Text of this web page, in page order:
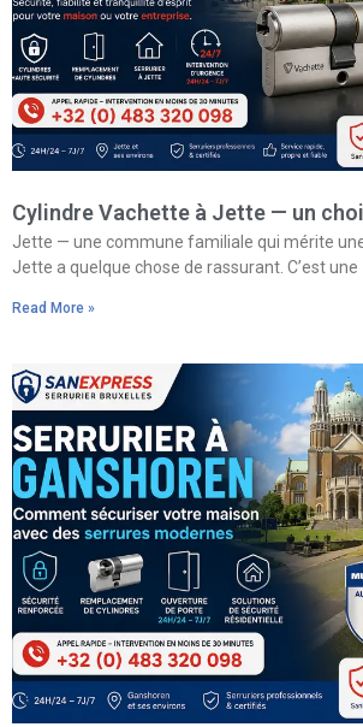
Cylindre Vachette à Jette — un
Jette — une commune familiale qui mérite
Jette a quelque chose de rassurant. C’est une
Read More »